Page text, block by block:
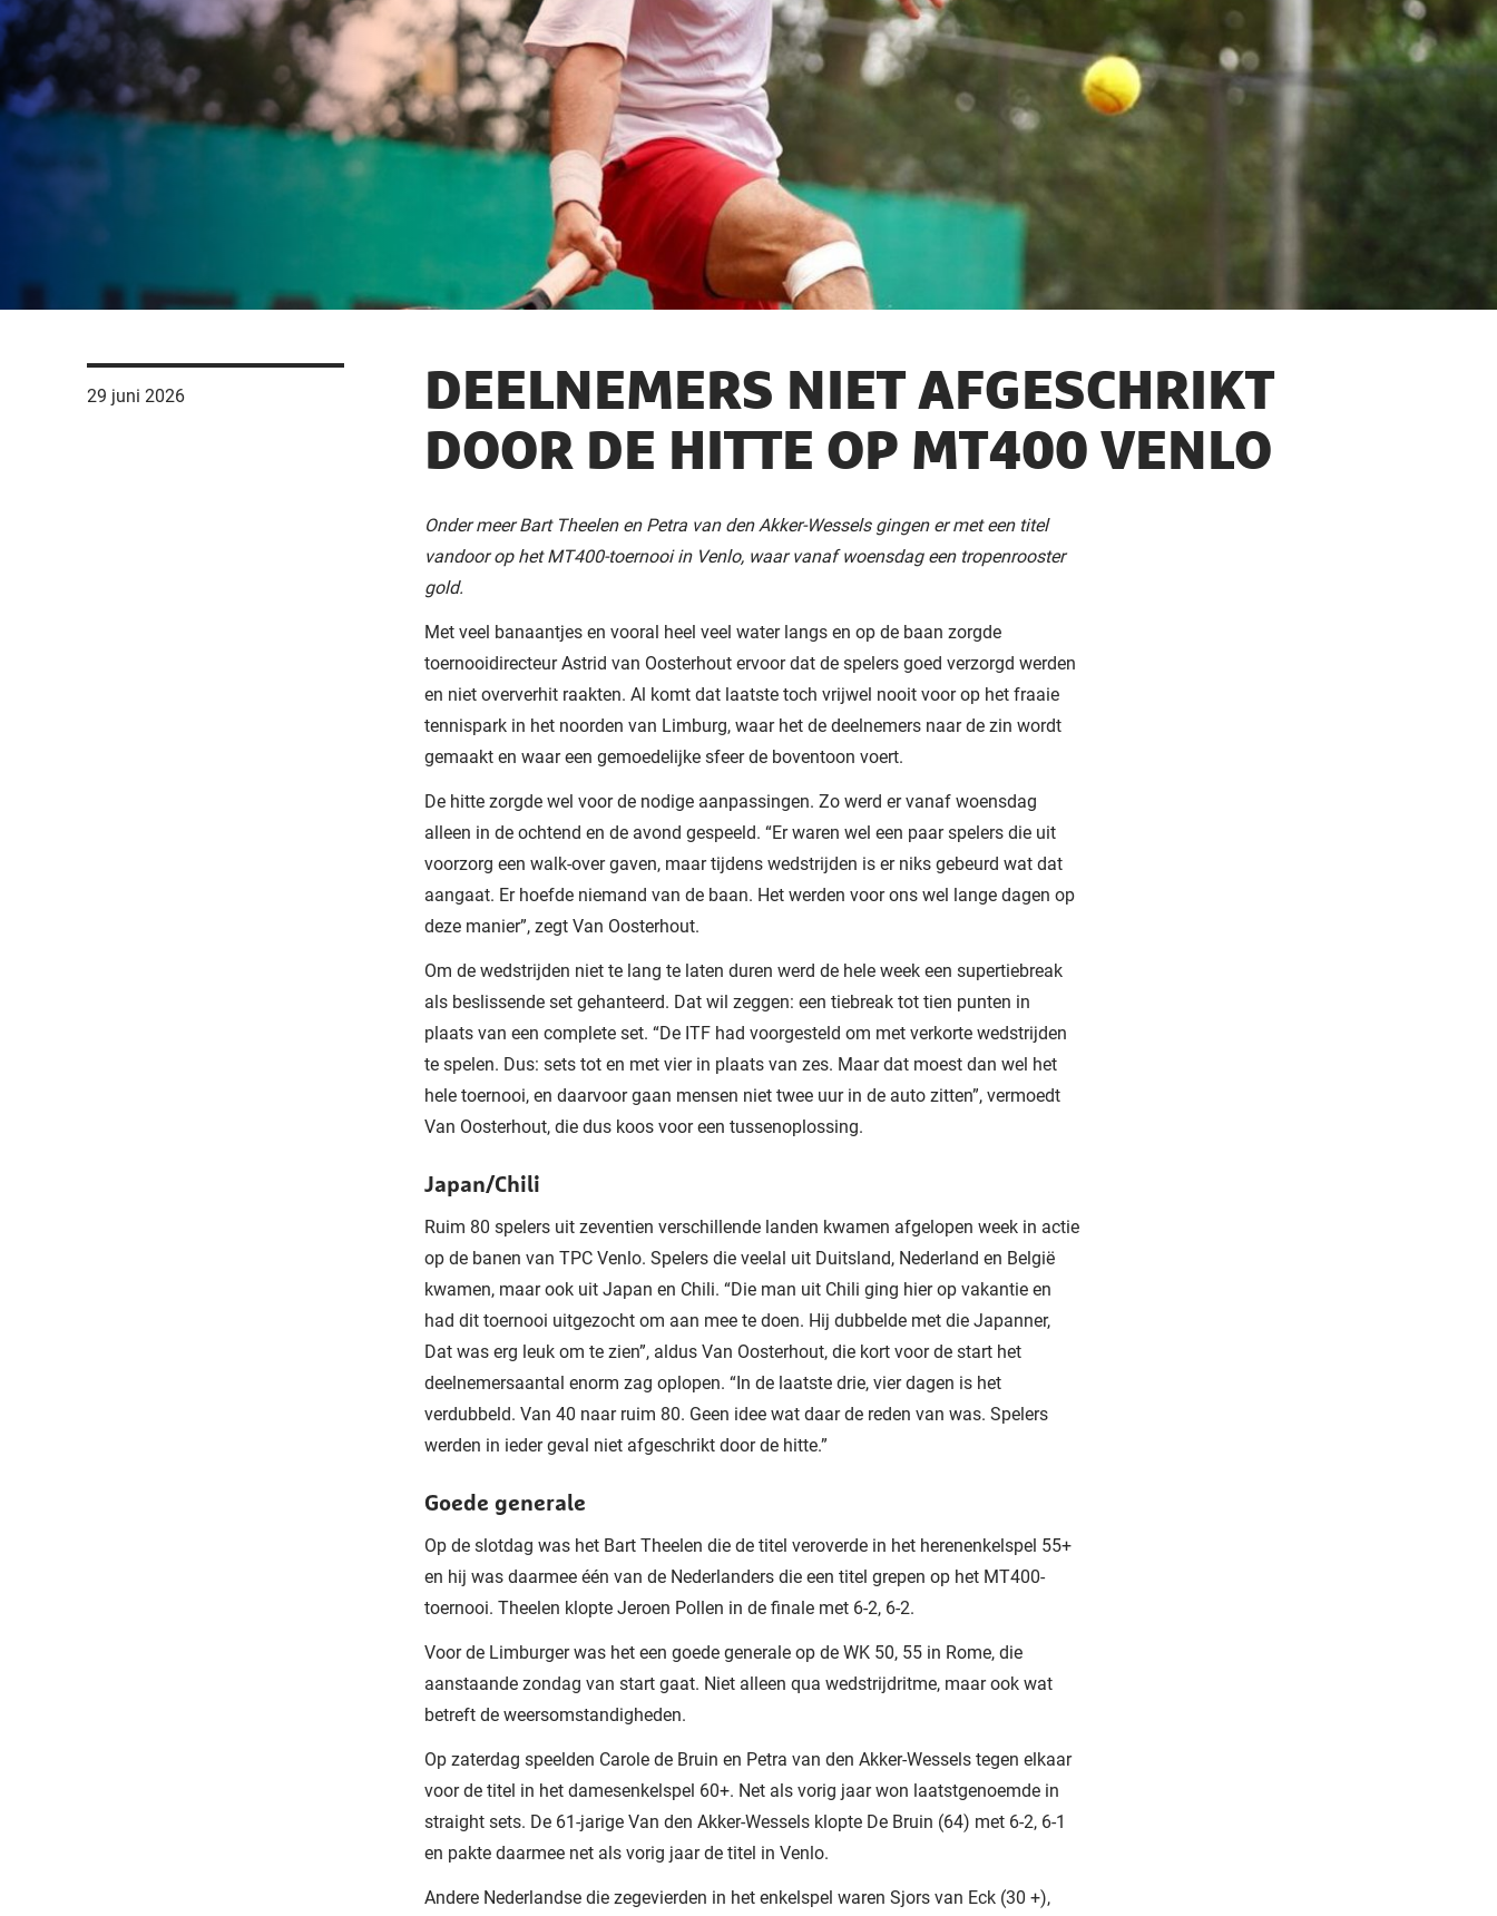
29 juni 2026
DEELNEMERS NIET AFGESCHRIKT
DOOR DE HITTE OP MT400 VENLO
Onder meer Bart Theelen en Petra van den Akker-Wessels gingen er met een titel
vandoor op het MT400-toernooi in Venlo, waar vanaf woensdag een tropenrooster
gold.
Met veel banaantjes en vooral heel veel water langs en op de baan zorgde
toernooidirecteur Astrid van Oosterhout ervoor dat de spelers goed verzorgd werden
en niet oververhit raakten. Al komt dat laatste toch vrijwel nooit voor op het fraaie
tennispark in het noorden van Limburg, waar het de deelnemers naar de zin wordt
gemaakt en waar een gemoedelijke sfeer de boventoon voert.
De hitte zorgde wel voor de nodige aanpassingen. Zo werd er vanaf woensdag
alleen in de ochtend en de avond gespeeld. “Er waren wel een paar spelers die uit
voorzorg een walk-over gaven, maar tijdens wedstrijden is er niks gebeurd wat dat
aangaat. Er hoefde niemand van de baan. Het werden voor ons wel lange dagen op
deze manier”, zegt Van Oosterhout.
Om de wedstrijden niet te lang te laten duren werd de hele week een supertiebreak
als beslissende set gehanteerd. Dat wil zeggen: een tiebreak tot tien punten in
plaats van een complete set. “De ITF had voorgesteld om met verkorte wedstrijden
te spelen. Dus: sets tot en met vier in plaats van zes. Maar dat moest dan wel het
hele toernooi, en daarvoor gaan mensen niet twee uur in de auto zitten”, vermoedt
Van Oosterhout, die dus koos voor een tussenoplossing.
Japan/Chili
Ruim 80 spelers uit zeventien verschillende landen kwamen afgelopen week in actie
op de banen van TPC Venlo. Spelers die veelal uit Duitsland, Nederland en België
kwamen, maar ook uit Japan en Chili. “Die man uit Chili ging hier op vakantie en
had dit toernooi uitgezocht om aan mee te doen. Hij dubbelde met die Japanner,
Dat was erg leuk om te zien”, aldus Van Oosterhout, die kort voor de start het
deelnemersaantal enorm zag oplopen. “In de laatste drie, vier dagen is het
verdubbeld. Van 40 naar ruim 80. Geen idee wat daar de reden van was. Spelers
werden in ieder geval niet afgeschrikt door de hitte.”
Goede generale
Op de slotdag was het Bart Theelen die de titel veroverde in het herenenkelspel 55+
en hij was daarmee één van de Nederlanders die een titel grepen op het MT400-
toernooi. Theelen klopte Jeroen Pollen in de finale met 6-2, 6-2.
Voor de Limburger was het een goede generale op de WK 50, 55 in Rome, die
aanstaande zondag van start gaat. Niet alleen qua wedstrijdritme, maar ook wat
betreft de weersomstandigheden.
Op zaterdag speelden Carole de Bruin en Petra van den Akker-Wessels tegen elkaar
voor de titel in het damesenkelspel 60+. Net als vorig jaar won laatstgenoemde in
straight sets. De 61-jarige Van den Akker-Wessels klopte De Bruin (64) met 6-2, 6-1
en pakte daarmee net als vorig jaar de titel in Venlo.
Andere Nederlandse die zegevierden in het enkelspel waren Sjors van Eck (30 +),